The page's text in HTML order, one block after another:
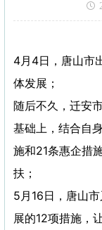
4月4日，唐山市
体发展；
随后不久，迁安
基础上，结合自
施和21条惠企措
扶；
5月16日，唐山
展的12项措施，